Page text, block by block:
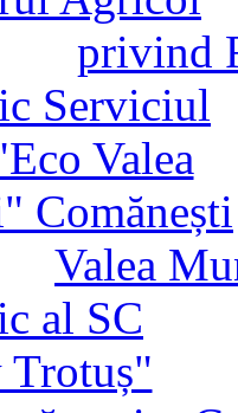
privind
Valea